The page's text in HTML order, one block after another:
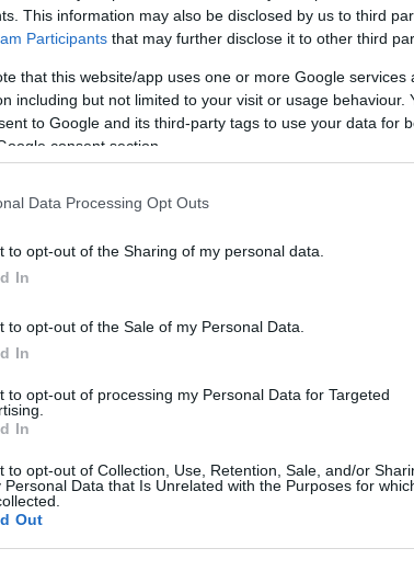
This information may also be disclosed by us to third
Participants that may further disclose it to other third
that this website/app uses one or more Google
including but not limited to your visit or usage behaviour.
to Google and its third-party tags to use your data for
consent section.
Data Processing Opt Outs
to opt-out of the Sharing of my personal data.
In
to opt-out of the Sale of my Personal Data.
In
to opt-out of processing my Personal Data for Targeted
In
to opt-out of Collection, Use, Retention, Sale, and/or
Personal Data that Is Unrelated with the Purposes for
Out
hogy Józsi után újabb fiatal pasi
legyen a Google-találatokban!